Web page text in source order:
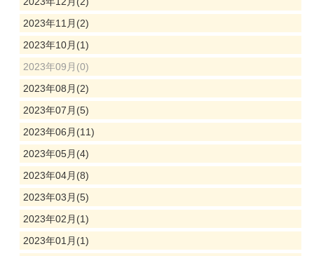
2023年11月(2)
2023年10月(1)
2023年09月(0)
2023年08月(2)
2023年07月(5)
2023年06月(11)
2023年05月(4)
2023年04月(8)
2023年03月(5)
2023年02月(1)
2023年01月(1)